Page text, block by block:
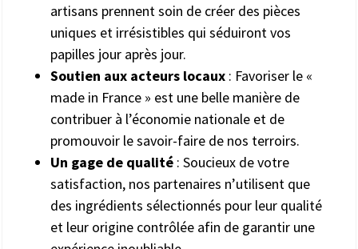
artisans prennent soin de créer des pièces
uniques et irrésistibles qui séduiront vos
papilles jour après jour.
Soutien aux acteurs locaux : Favoriser le «
made in France » est une belle manière de
contribuer à l’économie nationale et de
promouvoir le savoir-faire de nos terroirs.
Un gage de qualité : Soucieux de votre
satisfaction, nos partenaires n’utilisent que
des ingrédients sélectionnés pour leur qualité
et leur origine contrôlée afin de garantir une